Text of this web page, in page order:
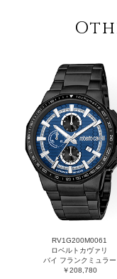
RV1G200M0061
ロベルトカヴァリ
バイ フランクミュラー
￥208,780